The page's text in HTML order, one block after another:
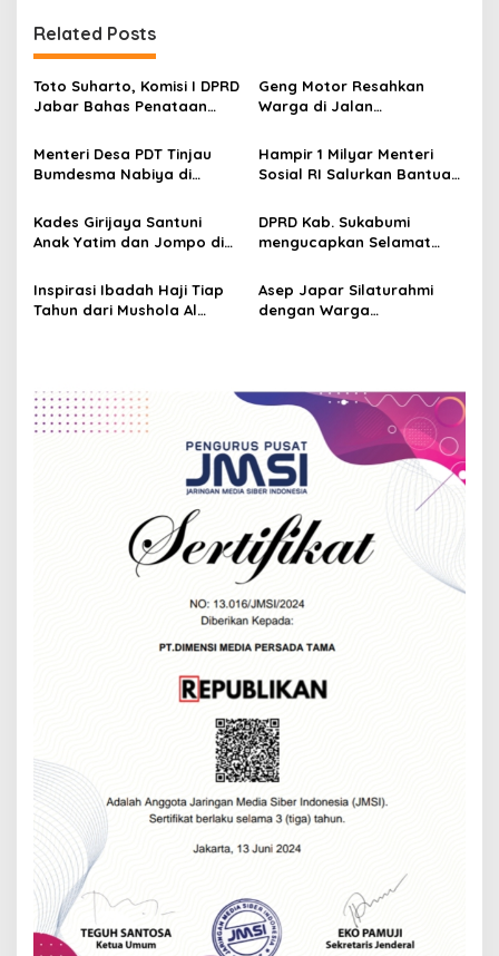
a
v
i
a
i
n
Related Posts
Toto Suharto, Komisi I DPRD
Jabar Bahas Penataan
Sukabumi, dan Banjar
Geng Motor Resahkan
Warga di Jalan
Menteri Desa PDT Tinjau
Bumdesma Nabiya di
Hampir 1 Milyar Menteri
Sosial RI Salurkan Bantuan
Bencana Longsor di
Simpenan, Sukabumi
Kades Girijaya Santuni
Anak Yatim dan Jompo di
DPRD Kab. Sukabumi
mengucapkan Selamat
Inspirasi Ibadah Haji Tiap
Tahun dari Mushola Al
Asep Japar Silaturahmi
dengan Warga